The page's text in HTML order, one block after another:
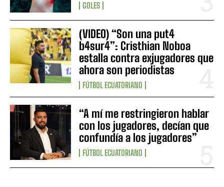
GOLES
(VIDEO) “Son una put4
b4sur4”: Cristhian Noboa
estalla contra exjugadores que
ahora son periodistas
FÚTBOL ECUATORIANO
“A mí me restringieron hablar
con los jugadores, decían que
confundía a los jugadores”
FÚTBOL ECUATORIANO